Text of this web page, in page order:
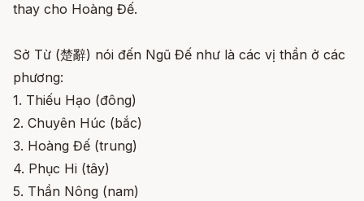
thay cho Hoàng Đế.
Sở Từ (楚辭) nói đến Ngũ Đế như là các vị thần ở các
phương:
1. Thiếu Hạo (đông)
2. Chuyên Húc (bắc)
3. Hoàng Đế (trung)
4. Phục Hi (tây)
5. Thần Nông (nam)